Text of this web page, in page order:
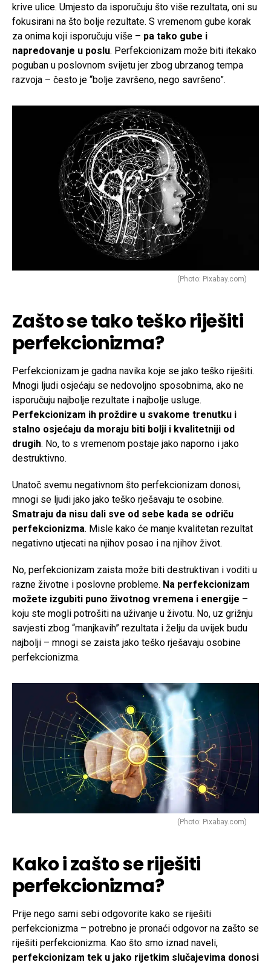
krive ulice. Umjesto da isporučuju što više rezultata, oni su
fokusirani na što bolje rezultate. S vremenom gube korak
za onima koji isporučuju više – pa tako gube i
napredovanje u poslu. Perfekcionizam može biti itekako
poguban u poslovnom svijetu jer zbog ubrzanog tempa
razvoja – često je “bolje završeno, nego savršeno”.
(Photo: Pixabay.com)
Zašto se tako teško riješiti
perfekcionizma?
Perfekcionizam je gadna navika koje se jako teško riješiti.
Mnogi ljudi osjećaju se nedovoljno sposobnima, ako ne
isporučuju najbolje rezultate i najbolje usluge.
Perfekcionizam ih proždire u svakome trenutku i
stalno osjećaju da moraju biti bolji i kvalitetniji od
drugih. No, to s vremenom postaje jako naporno i jako
destruktivno.
Unatoč svemu negativnom što perfekcionizam donosi,
mnogi se ljudi jako jako teško rješavaju te osobine.
Smatraju da nisu dali sve od sebe kada se odriču
perfekcionizma. Misle kako će manje kvalitetan rezultat
negativno utjecati na njihov posao i na njihov život.
No, perfekcionizam zaista može biti destruktivan i voditi u
razne životne i poslovne probleme. Na perfekcionizam
možete izgubiti puno životnog vremena i energije –
koju ste mogli potrošiti na uživanje u životu. No, uz grižnju
savjesti zbog “manjkavih” rezultata i želju da uvijek budu
najbolji – mnogi se zaista jako teško rješavaju osobine
perfekcionizma.
(Photo: Pixabay.com)
Kako i zašto se riješiti
perfekcionizma?
Prije nego sami sebi odgovorite kako se riješiti
perfekcionizma – potrebno je pronaći odgovor na zašto se
riješiti perfekcionizma. Kao što smo iznad naveli,
perfekcionizam tek u jako rijetkim slučajevima donosi